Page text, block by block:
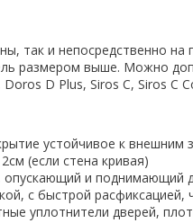
так и непосредственно
размером выше. Можно
D Plus, Siros C, Siros C
устойчивое к
(если стена кривая)
и поднимающий
с быстрой расфиксацией,
уплотнители дверей,